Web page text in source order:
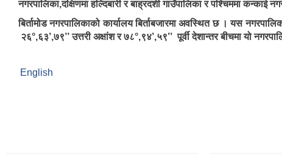
नगरपालिका,दक्षिणमा हल्दिबारी र बाह्रदशी गाउँपालिका र पश्चिममा कन्काई
बिर्तामोड नगरपालिकाको कार्यालय बिर्ताबजारमा अवस्थित छ । यस
२६°,६३’,७९’’ उत्तरी अक्षांश र ७८°,९४’,५९’’ पूर्वी देशान्तर बीचमा यो
English